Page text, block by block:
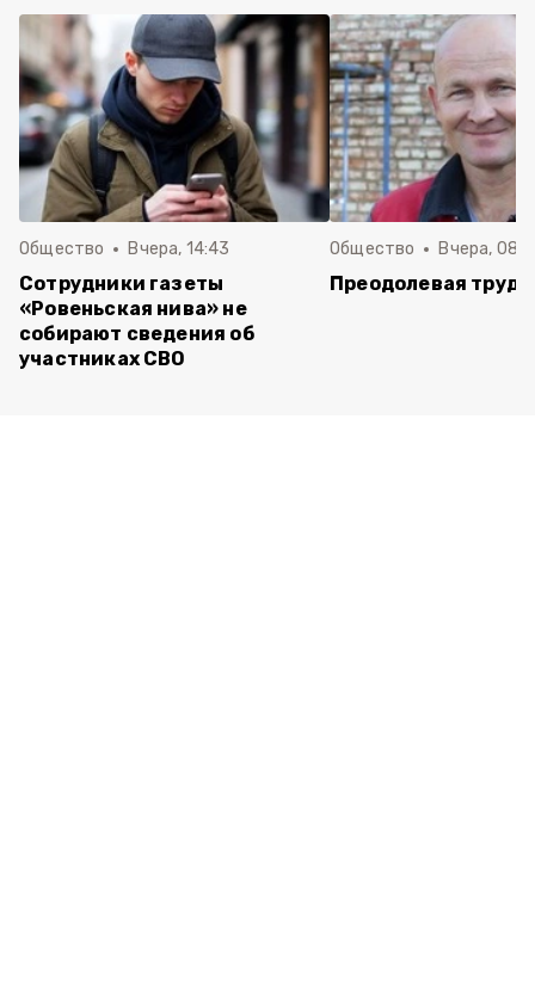
Общество Вчера, 14:43
Сотрудники газеты
«Ровеньская нива» не
собирают сведения об
участниках СВО
Общество Вчера,
Преодолевая